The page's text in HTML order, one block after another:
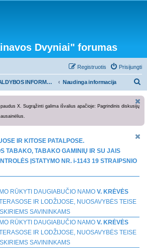
Dvyniai" forumas
Prisijungti
Registruotis
VALDYBOS INFORMACIJA Naudinga informacija
X. Sugrąžinti galima išvalius apačioje: Pagrindinis diskusijų
IR KITOSE PATALPOSE.
TABAKO, TABAKO GAMINIŲ IR SU JAIS
ĮSTATYMO NR. i-1143 19 STRAIPSNIO
RŪKYTI DAUGIABUČIO NAMO V. KRĖVĖS
IR LODŽIJOSE, NUOSAVYBĖS TEISE
SAVININKAMS
RŪKYTI DAUGIABUČIO NAMO V. KRĖVĖS
IR LODŽIJOSE, NUOSAVYBĖS TEISE
SAVININKAMS